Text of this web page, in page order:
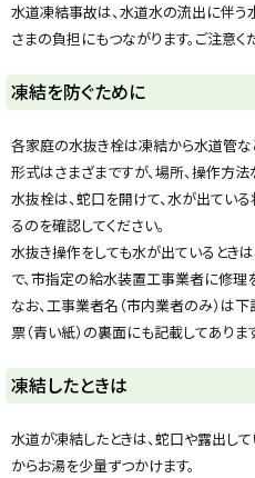
水道凍結事故は、水道水の流出に伴
さまの負担にもつながります。ご注意く
ト
ッ
プ
に
戻
る
凍結を防ぐために
各家庭の水抜き栓は凍結から水道管な
形式はさまざまですが、場所、操作方
水抜栓は、蛇口を開けて、水が出てい
るのを確認してください。
水抜き操作をしても水が出ているとき
で、市指定の給水装置工事業者に修理
なお、工事業者名（市内業者のみ）は
票（青い紙）の裏面にも記載してあります
ト
ッ
プ
に
凍結したときは
水道が凍結したときは、蛇口や露出し
からお湯を少量ずつかけます。